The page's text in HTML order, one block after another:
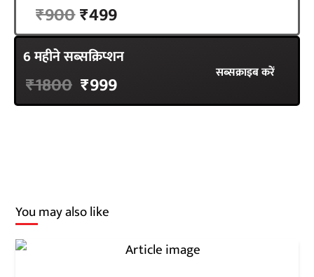
₹900₹499
6 महीने सब्सक्रिप्शन
₹1800 ₹999 सब्सक्राइब करें
You may also like